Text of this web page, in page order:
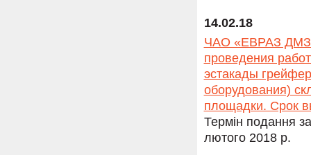
14.02.18
ЧАО «ЕВРАЗ ДМЗ»
проведения
эстакады
оборудования)
площадки. Срок
Термін подання
лютого 2018 р.